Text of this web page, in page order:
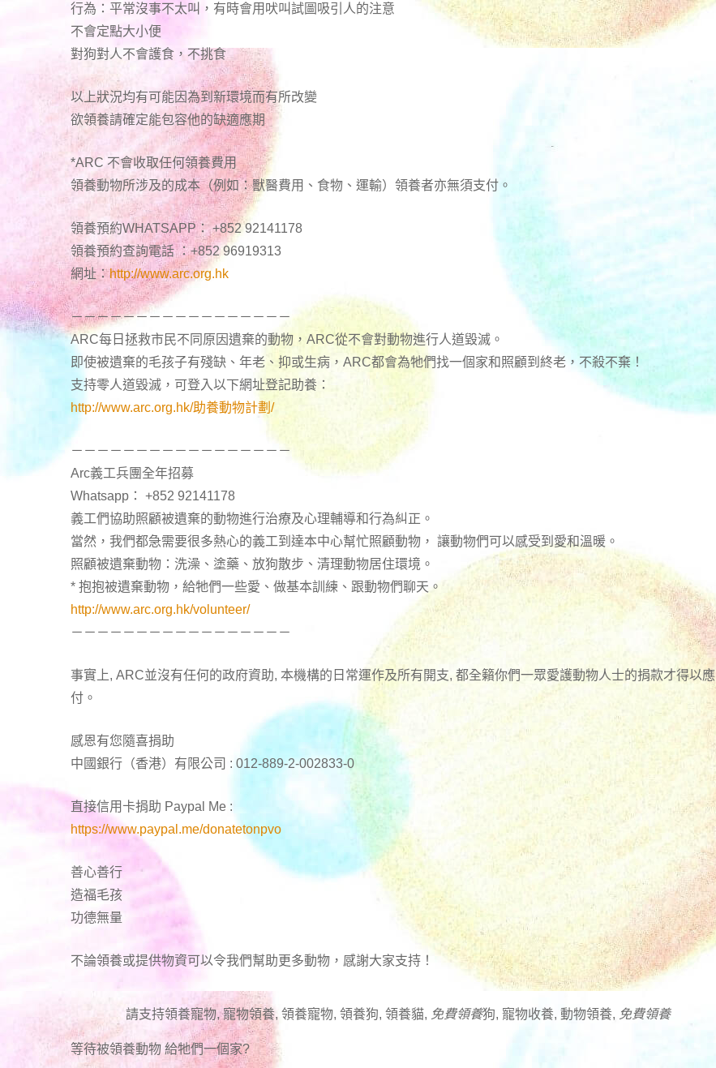
行為：平常沒事不太叫，有時會用吠叫試圖吸引人的注意
不會定點大小便
對狗對人不會護食，不挑食
以上狀況均有可能因為到新環境而有所改變
欲領養請確定能包容他的缺適應期
*ARC 不會收取任何領養費用
領養動物所涉及的成本（例如：獸醫費用、食物、運輸）領養者亦無須支付。
領養預約WHATSAPP： +852 92141178
領養預約查詢電話 ：+852 96919313
網址：http://www.arc.org.hk
－－－－－－－－－－－－－－－－－
ARC每日拯救市民不同原因遺棄的動物，ARC從不會對動物進行人道毀滅。
即使被遺棄的毛孩子有殘缺、年老、抑或生病，ARC都會為牠們找一個家和照顧到終老，不殺不棄！
支持零人道毀滅，可登入以下網址登記助養：
http://www.arc.org.hk/助養動物計劃/
－－－－－－－－－－－－－－－－－
Arc義工兵團全年招募
Whatsapp： +852 92141178
義工們協助照顧被遺棄的動物進行治療及心理輔導和行為糾正。
當然，我們都急需要很多熱心的義工到達本中心幫忙照顧動物， 讓動物們可以感受到愛和溫暖。
照顧被遺棄動物：洗澡、塗藥、放狗散步、清理動物居住環境。
* 抱抱被遺棄動物，給牠們一些愛、做基本訓練、跟動物們聊天。
http://www.arc.org.hk/volunteer/
－－－－－－－－－－－－－－－－－
事實上, ARC並沒有任何的政府資助, 本機構的日常運作及所有開支, 都全籟你們一眾愛護動物人士的捐款才得以應
付。
感恩有您隨喜捐助
中國銀行（香港）有限公司 : 012-889-2-002833-0
直接信用卡捐助 Paypal Me :
https://www.paypal.me/donatetonpvo
善心善行
造福毛孩
功德無量
不論領養或提供物資可以令我們幫助更多動物，感謝大家支持！
請支持領養寵物, 寵物領養, 領養寵物, 領養狗, 領養貓, 免費領養狗, 寵物收養, 動物領養, 免費領養
等待被領養動物 給牠們一個家?